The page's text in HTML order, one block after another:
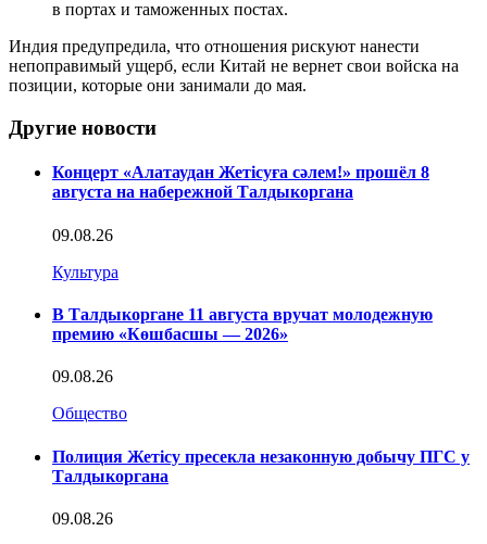
в портах и таможенных постах.
Индия предупредила, что отношения рискуют нанести
непоправимый ущерб, если Китай не вернет свои войска на
позиции, которые они занимали до мая.
Другие новости
Концерт «Алатаудан Жетісуға сәлем!» прошёл 8
августа на набережной Талдыкоргана
09.08.26
Культура
В Талдыкоргане 11 августа вручат молодежную
премию «Көшбасшы — 2026»
09.08.26
Общество
Полиция Жетісу пресекла незаконную добычу ПГС у
Талдыкоргана
09.08.26